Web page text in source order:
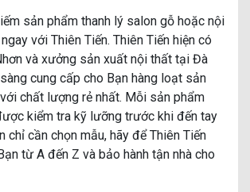
sản phẩm thanh lý salon gỗ hoặc nội
với Thiên Tiến. Thiên Tiến hiện có
và xưởng sản xuất nội thất tại Đà
cung cấp cho Bạn hàng loạt sản
chất lượng rẻ nhất. Mỗi sản phẩm
kiểm tra kỹ lưỡng trước khi đến tay
chỉ cần chọn mẫu, hãy để Thiên Tiến
từ A đến Z và bảo hành tận nhà cho